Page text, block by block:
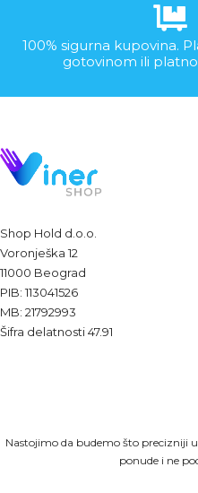
100% sigurna kupovina.
gotovinom ili
Shop Hold d.o.o.
Voronješka 12
11000 Beograd
PIB: 113041526
MB: 21792993
Šifra delatnosti 47.91
Nastojimo da budemo što precizniji
ponude i ne